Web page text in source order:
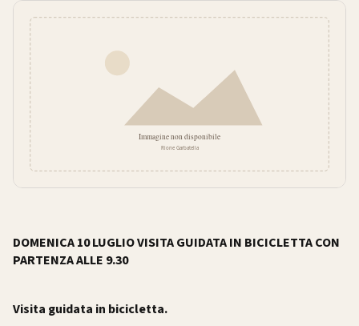
DOMENICA 10 LUGLIO VISITA GUIDATA IN BICICLETTA CON
PARTENZA ALLE 9.30
Visita guidata in bicicletta.